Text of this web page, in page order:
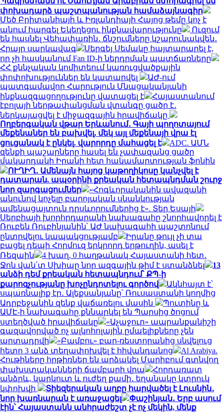
փոխադարձ պաշտպանության համաձայնագիր
Մեծ Բրիտանիայի և Իռլանդիայի Հայոց թեմը կոչ է
անում հարգել Եկեղեցու ինքնավարությունը
Ուզում
են հասնել Վեհափառին․ ճնշումները կշարունակվեն․
Հրայր սարկավագ
Սերգեյ Սեմակը հայտարարել է,
որ չի հասկանում Fan ID-ի ներդրման պատճառները
ՀՀ քննչական կոմիտեում կառուցվածքային
փոփոխություններ են կատարվել
ԱԺ-ում
պատգամավոր Հարություն Մնացականյանի
ինքնազգացողությունը վատացել է
Հայաստանում
էբոլայի ներթափանցման վտանգը ցածր է․
ներկայացվել է միջազգային իրավիճակը
Ողբերգական վթար Երևանում․ Գայի պողոտայում
մեքենաներ են բախվել, մեկ այլ մեքենայի վրա էլ
ցուցանակ է ընկել. վարորդը մահացել է
ADC. ԱՄՆ
զենքի պաշարները հասել են չափազանց ցածր
մակարդակի Իրանի հետ հակամարտության ֆոնին
ՈՒՂԻՂ․ Ամենայն հայոց կաթողիկոսը կանչվել է
դատարան. ապօրինի քրեական հետապնդման շուրջ
նոր զարգացումներ
«Հոգևորականին ավազանի
անունով կոչելը բարոյական սնանկության
ամենացայտուն դրսևորումներից է». Տեր Եսայի
Սերբիայի խորհրդարանի նախագահը շնորհավորել է
Ռուբեն Ռուբինյանին՝ ԱԺ նախագահի պաշտոնում
ընտրվելու կապակցությամբ
Իրանը թույլ չի տա
բացել դեպի Հորմուզ երկրորդ երթուղին, ասել է
Ռեզաին
4 խաղ, 0 հաղթանակ Հայաստանի հետ․
Ջոն վան՛տ Սխիպը նոր ազգային թիմ է ստանձնել
13
անձի դեմ քրեական հետապնդում՝ ՔՊ-ի
քարոզչությանը խոչընդոտելու գործով
Ակնհայտ է՝
սպառնալիք էր․ Ալեքսանյանը՝ Ռուսաստանի կողմից
Ադրբեջանին զենք վաճառելու մասին
Պուտինը և
ԱՄԷ-ի նախագահը քննարկել են Պարսից ծոցում
ստեղծված իրավիճակը
«Աչաջուր» ապրանքանիշի
գազավորված ոչ ալկոհոլային ըմպելիքները չեն
արտադրվի
«Բամբու» բար-ռեստորանից սնվելուց
հետո 3 անձ տեղափոխվել է հիվանդանոց
Al Arabiya.
Հութիները հրթիռներ են արձակել Մարիբում գտնվող
փախստականների ճամբարի վրա
Հորդառատ
անձրև, կարկուտ և ուժեղ քամի․ եղանակը կտրուկ
կփոխվի
Տիեզերական աղբը հարվածել է Լուսնին․
նոր խառնարան է առաջացել
Փաշինյան․ Երբ ասում
էին՝ Հայաստանն անհրաժեշտ չէ ոչ մեկին, մենք